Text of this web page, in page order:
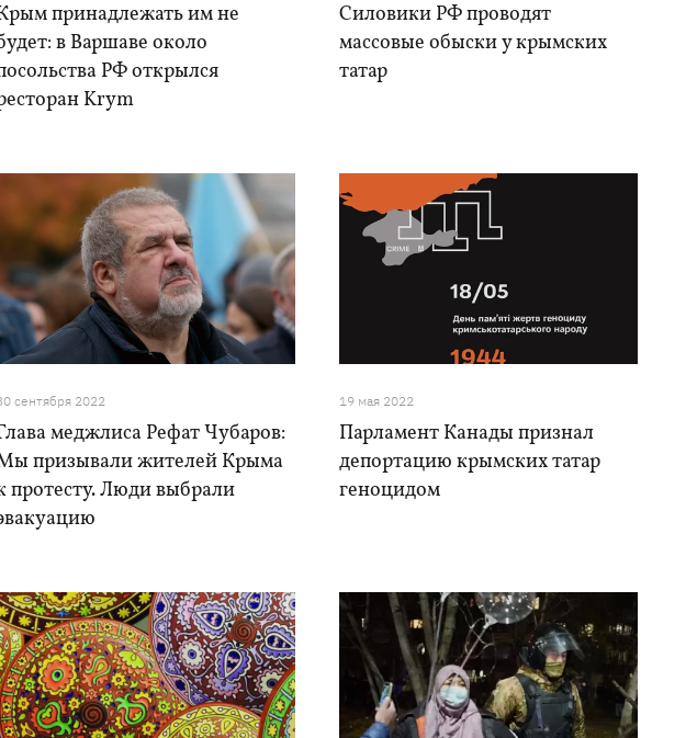
принадлежать им не
в Варшаве около
РФ открылся
Krym
Силовики РФ проводят
массовые обыски у крымских
татар
сентября 2022
меджлиса Рефат Чубаров:
призывали жителей Крыма
протесту. Люди выбрали
19 мая 2022
Парламент Канады признал
депортацию крымских татар
геноцидом